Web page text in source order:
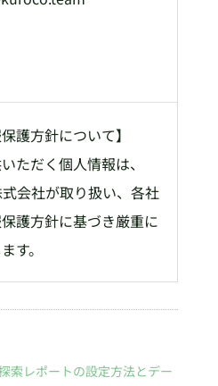
護方針について】
ただく個人情報は、
式会社が取り扱い、各社
護方針に基づき厳重に
す。
索レポートの設定方法とデー